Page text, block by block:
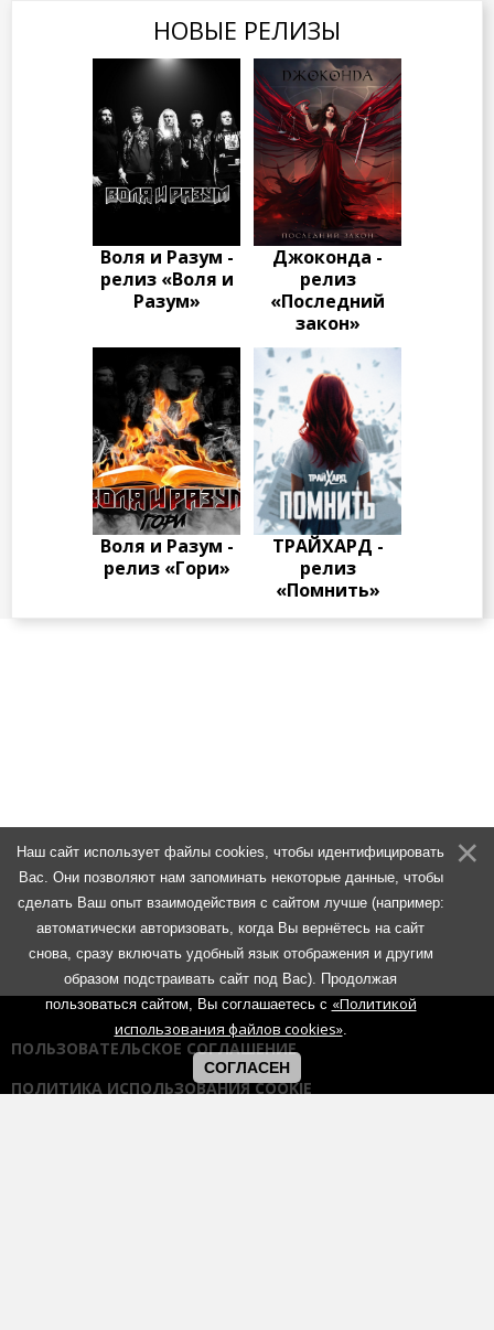
НОВЫЕ РЕЛИЗЫ
Воля и Разум -
релиз «Воля и
Разум»
Джоконда -
релиз
«Последний
закон»
Воля и Разум -
релиз «Гори»
ТРАЙХАРД -
релиз
«Помнить»
ПОЛЬЗОВАТЕЛЬСКОЕ СОГЛАШЕНИЕ
ПОЛИТИКА ИСПОЛЬЗОВАНИЯ COOKIE
Наш сайт использует файлы cookies, чтобы идентифицировать
Вас. Они позволяют нам запоминать некоторые данные, чтобы
сделать Ваш опыт взаимодействия с сайтом лучше (например:
автоматически авторизовать, когда Вы вернётесь на сайт
снова, сразу включать удобный язык отображения и другим
образом подстраивать сайт под Вас). Продолжая
пользоваться сайтом, Вы соглашаетесь с «Политикой
использования файлов cookies».
СОГЛАСЕН